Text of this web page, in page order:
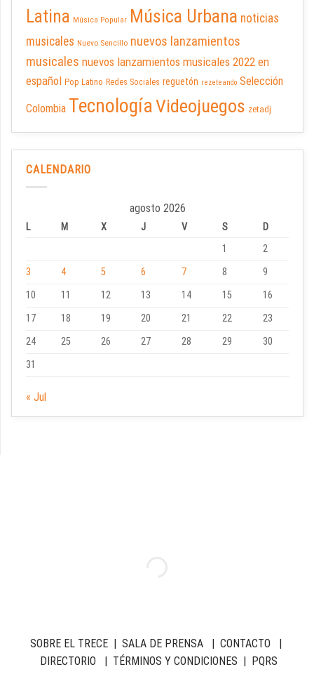
Latina Música Popular Música Urbana noticias
musicales Nuevo Sencillo nuevos lanzamientos
musicales nuevos lanzamientos musicales 2022 en
español Pop Latino Redes Sociales reguetón rezeteando Selección
Colombia TecnologíaVideojuegos zetadj
CALENDARIO
agosto 2026
L M X J V S
D
1
2
3
4 5 6 7 8
9
10
11 12 13 14 15
16
17
18 19 20 21 22
23
24
25 26 27 28 29
30
31
« Jul
SOBRE EL TRECE| SALA DE PRENSA| CONTACTO |
DIRECTORIO | TÉRMINOS Y CONDICIONES | PQRS